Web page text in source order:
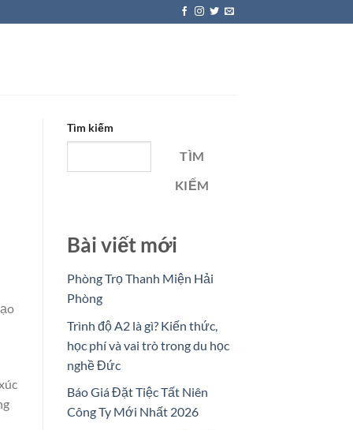
Tìm kiếm
TÌM
KIẾM
Bài viết mới
Phòng Trọ Thanh Miện Hải
Phòng
Trình độ A2 là gì? Kiến thức,
học phí và vai trò trong du học
nghề Đức
Báo Giá Đặt Tiệc Tất Niên
Công Ty Mới Nhất 2026